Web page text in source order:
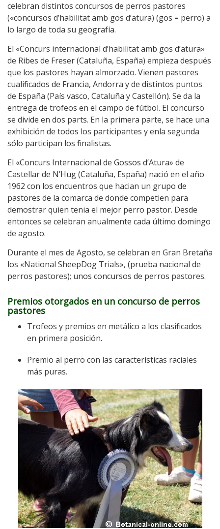
celebran distintos concursos de perros pastores
(«concursos d’habilitat amb gos d’atura) (gos = perro) a
lo largo de toda su geografía.
El «Concurs internacional d’habilitat amb gos d’atura»
de Ribes de Freser (Cataluña, España) empieza después
que los pastores hayan almorzado. Vienen pastores
cualificados de Francia, Andorra y de distintos puntos
de España (País vasco, Cataluña y Castellón). Se da la
entrega de trofeos en el campo de fútbol. El concurso
se divide en dos parts. En la primera parte, se hace una
exhibición de todos los participantes y enla segunda
sólo participan los finalistas.
El «Concurs Internacional de Gossos d’Atura» de
Castellar de N’Hug (Cataluña, España) nació en el año
1962 con los encuentros que hacian un grupo de
pastores de la comarca de donde competien para
demostrar quien tenia el mejor perro pastor. Desde
entonces se celebran anualmente cada último domingo
de agosto.
Durante el mes de Agosto, se celebran en Gran Bretaña
los «National SheepDog Trials», (prueba nacional de
perros pastores); unos concursos de perros pastores.
Premios otorgados en un concurso de perros
pastores
Trofeos y premios en metálico a los clasificados
en primera posición.
Premio al perro con las características raciales
más puras.